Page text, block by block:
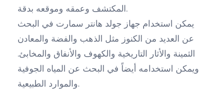
المكتشف وعمقه وموقعه بدقة.
يمكن استخدام جهاز جولد هانتر سمارت في البحث
عن العديد من الكنوز مثل الذهب والفضة والمعادن
الثمينة والأثار التاريخية والكهوف والأنفاق والمخابئ.
ويمكن استخدامه أيضاً في البحث عن المياه الجوفية
والموارد الطبيعية.